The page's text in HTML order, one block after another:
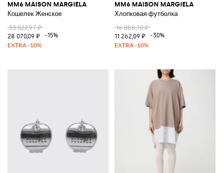
MM6 MAISON MARGIELA
Кошелек Женское
33 022,97 ₽
28 070,09 ₽
-15%
MM6 MAISON MARGIELA
Хлопковая футболка
16 088,70 ₽
11 262,09 ₽
-30%